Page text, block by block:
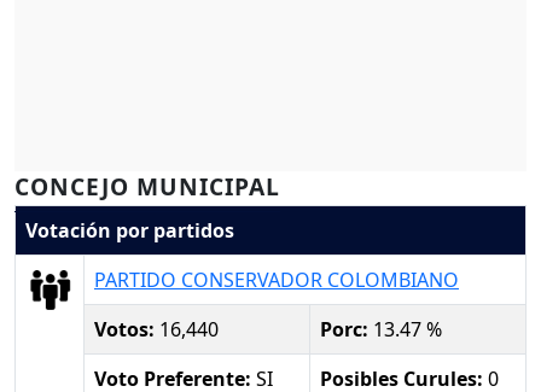
CONCEJO MUNICIPAL
Votación por partidos
PARTIDO CONSERVADOR COLOMBIANO
Votos: 16,440 Porc: 13.47 %
Voto Preferente: SI Posibles Curules: 0